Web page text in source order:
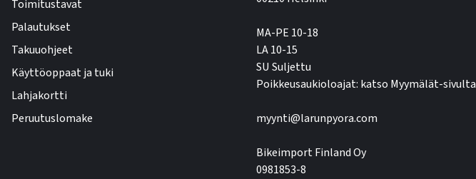
Toimitustavat
Palautukset
Takuuohjeet
Käyttöoppaat ja tuki
Lahjakortti
Peruutuslomake
MA-PE 10-18
LA 10-15
SU Suljettu
Poikkeusaukioloajat: katso Myymälät-sivulta
myynti@larunpyora.com
Bikeimport Finland Oy
0981853-8